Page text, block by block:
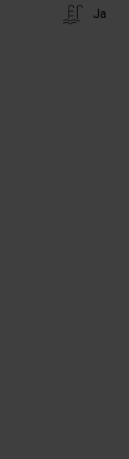
Ja